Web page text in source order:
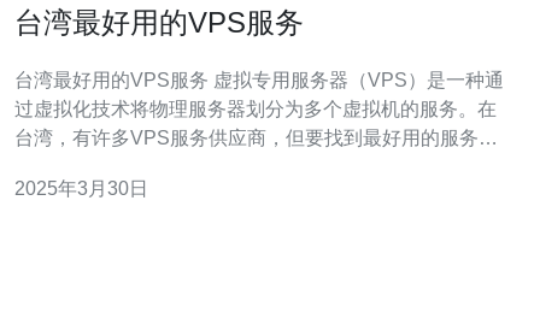
台湾最好用的VPS服务
台湾最好用的VPS服务 虚拟专用服务器（VPS）是一种通
过虚拟化技术将物理服务器划分为多个虚拟机的服务。在
台湾，有许多VPS服务供应商，但要找到最好用的服务并
选择适合自己需求的服务。 服务商A是台湾最受欢迎的
2025年3月30日